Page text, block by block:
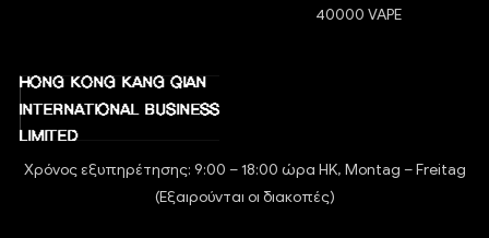
40000 VAPE
Χρόνος εξυπηρέτησης: 9:00 – 18:00 ώρα HK, Montag – Freitag
(Εξαιρούνται οι διακοπές)